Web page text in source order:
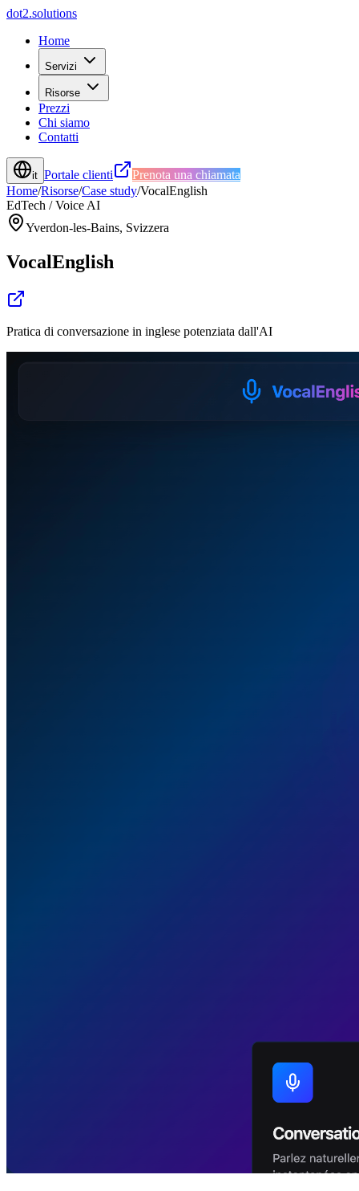
dot2.solutions
Home
Servizi
Risorse
Prezzi
Chi siamo
Contatti
it Portale clienti
Prenota una chiamata
Home/Risorse/Case study/VocalEnglish
EdTech / Voice AI
Yverdon-les-Bains, Svizzera
VocalEnglish
Pratica di conversazione in inglese potenziata dall'AI